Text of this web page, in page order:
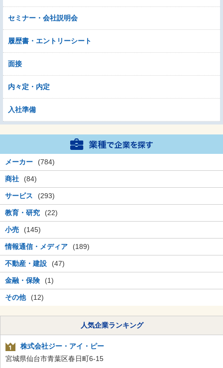
セミナー・会社説明会
履歴書・エントリーシート
面接
内々定・内定
入社準備
メーカー (784)
商社 (84)
サービス (293)
教育・研究 (22)
小売 (145)
情報通信・メディア (189)
不動産・建設 (47)
金融・保険 (1)
その他 (12)
人気企業ランキング
株式会社ジー・アイ・ピー
宮城県仙台市青葉区春日町6-15